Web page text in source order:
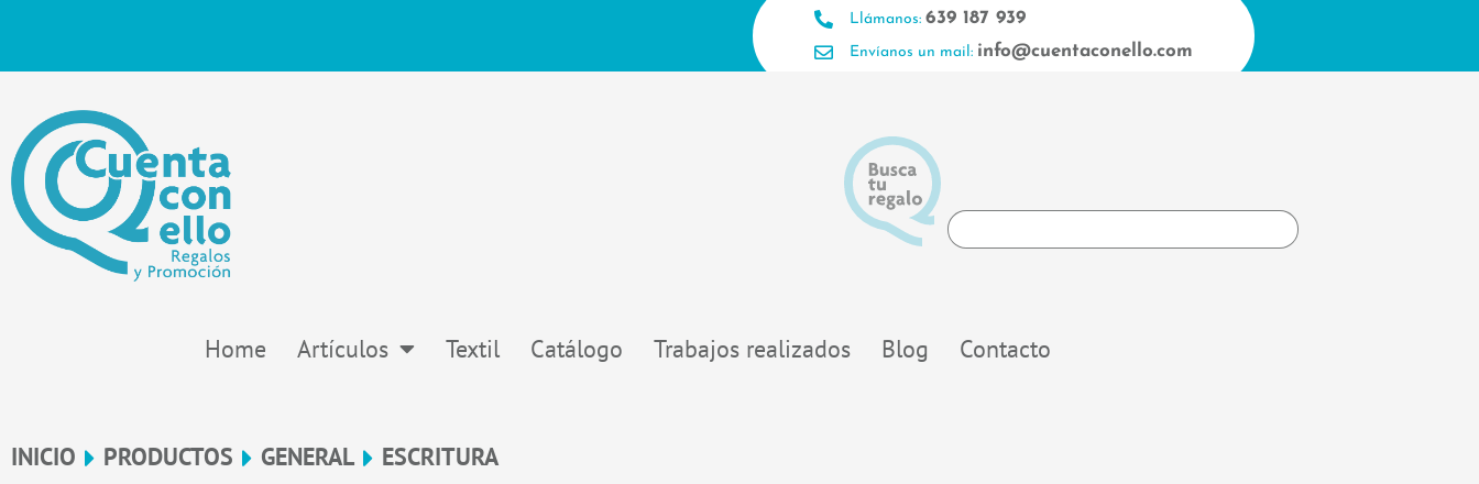
Llámanos: 639 187 939
Envíanos un mail: info@cuentaconello.com
Search
...
Home Artículos Textil Catálogo Trabajos realizados Blog Contacto
INICIO PRODUCTOS GENERAL ESCRITURA